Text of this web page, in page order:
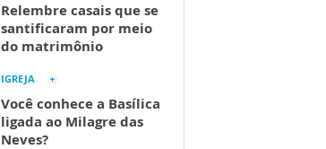
Relembre casais que se
santificaram por meio
do matrimônio
IGREJA
Você conhece a Basílica
ligada ao Milagre das
Neves?